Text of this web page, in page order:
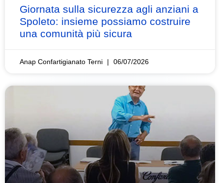
Giornata sulla sicurezza agli anziani a
Spoleto: insieme possiamo costruire
una comunità più sicura
Anap Confartigianato Terni 06/07/2026